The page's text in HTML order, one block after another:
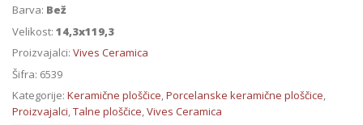
Barva: Bež
Velikost: 14,3x119,3
Proizvajalci: Vives Ceramica
Šifra: 6539
Kategorije: Keramične ploščice,Porcelanske keramične ploščice,
Proizvajalci,Talne ploščice,Vives Ceramica